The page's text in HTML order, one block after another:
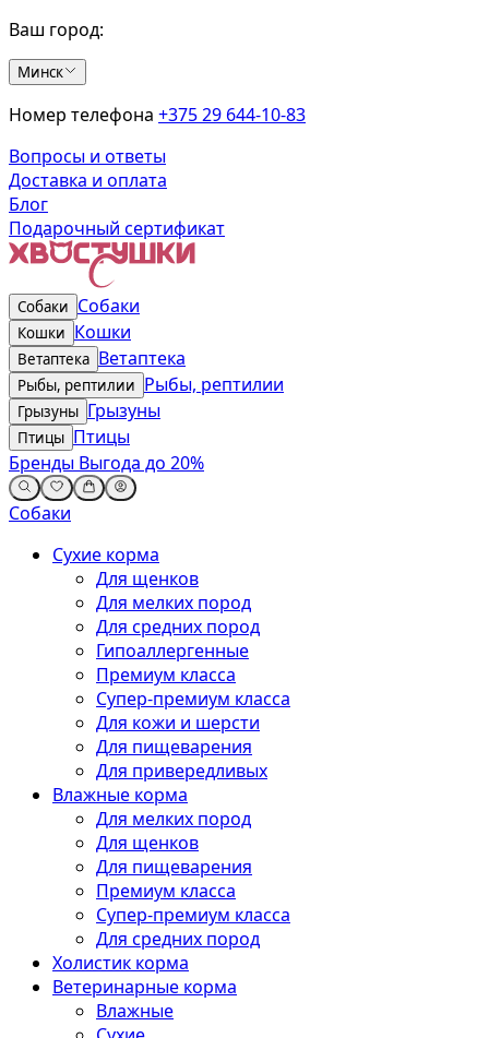
Ваш город:
Минск
Номер телефона +375 29 644-10-83
Вопросы и ответы
Доставка и оплата
Блог
Подарочный сертификат
Собаки Собаки
Кошки Кошки
Ветаптека Ветаптека
Рыбы, рептилии Рыбы, рептилии
Грызуны Грызуны
Птицы Птицы
Бренды Выгода до 20%
Собаки
Сухие корма
Для щенков
Для мелких пород
Для средних пород
Гипоаллергенные
Премиум класса
Супер-премиум класса
Для кожи и шерсти
Для пищеварения
Для привередливых
Влажные корма
Для мелких пород
Для щенков
Для пищеварения
Премиум класса
Супер-премиум класса
Для средних пород
Холистик корма
Ветеринарные корма
Влажные